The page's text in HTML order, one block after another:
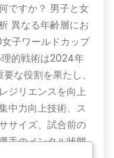
ですか？ 男子と女
異なる年齢層にお
子ワールドカップ
的戦術は2024年
な役割を果たし、
ジリエンスを向上
中力向上技術、ス
サイズ、試合前の
手のメンタル状態